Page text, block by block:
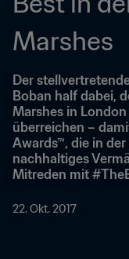
Marshes
Der
Boban half dabei,
Marshes in
überreichen –
Awards™, die in
nachhaltiges
Mitreden mit
22. Okt. 2017